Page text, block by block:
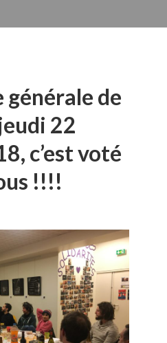
générale de
22
c’est voté
!!!!